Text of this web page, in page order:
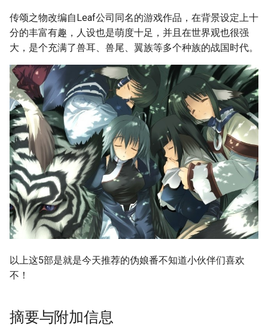
传颂之物改编自Leaf公司同名的游戏作品，在背景设定上十
分的丰富有趣，人设也是萌度十足，并且在世界观也很强
大，是个充满了兽耳、兽尾、翼族等多个种族的战国时代。
以上这5部是就是今天推荐的伪娘番不知道小伙伴们喜欢
不！
摘要与附加信息